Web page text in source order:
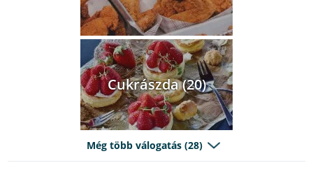
Cukrászda (20)
Még több válogatás (28)